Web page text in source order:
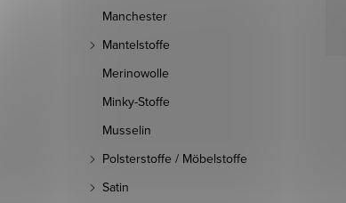
Manchester
Mantelstoffe
Merinowolle
Minky-Stoffe
Musselin
Polsterstoffe / Möbelstoffe
Satin